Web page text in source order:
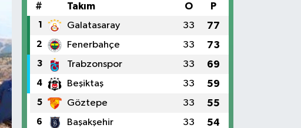
# Takım O P
1 Galatasaray 33 77
2 Fenerbahçe 33 73
3 Trabzonspor 33 69
4 Beşiktaş 33 59
5 Göztepe 33 55
6 Başakşehir 33 54